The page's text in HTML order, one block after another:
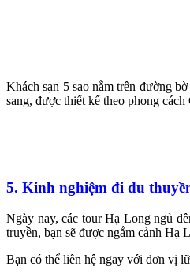
Khách sạn 5 sao nằm trên đường
sang, được thiết kế theo phong
5. Kinh nghiệm đi du
Ngày nay, các tour Hạ Long ngủ
truyền, bạn sẽ được ngắm cảnh Hạ
Bạn có thể liên hệ ngay với đơn vị